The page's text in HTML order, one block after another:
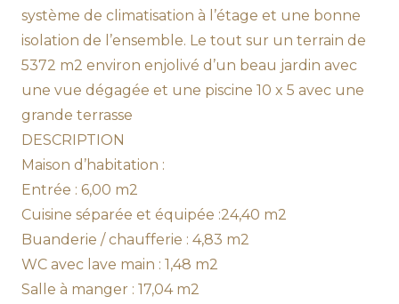
système de climatisation à l’étage et une bonne
isolation de l’ensemble. Le tout sur un terrain de
5372 m2 environ enjolivé d’un beau jardin avec
une vue dégagée et une piscine 10 x 5 avec une
grande terrasse
DESCRIPTION
Maison d’habitation :
Entrée : 6,00 m2
Cuisine séparée et équipée :24,40 m2
Buanderie / chaufferie : 4,83 m2
WC avec lave main : 1,48 m2
Salle à manger : 17,04 m2